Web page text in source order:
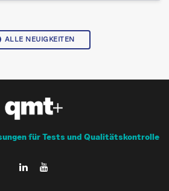
ALLE NEUIGKEITEN
für Tests und Qualitätskontrolle